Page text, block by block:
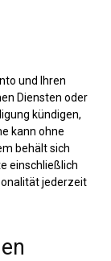
und Ihren
Diensten oder
kündigen,
kann ohne
behält sich
einschließlich
jederzeit